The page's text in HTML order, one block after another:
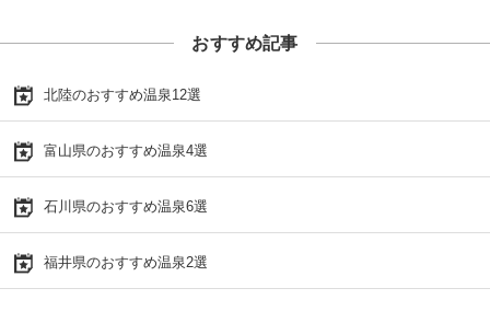
おすすめ記事
北陸のおすすめ温泉12選
富山県のおすすめ温泉4選
石川県のおすすめ温泉6選
福井県のおすすめ温泉2選